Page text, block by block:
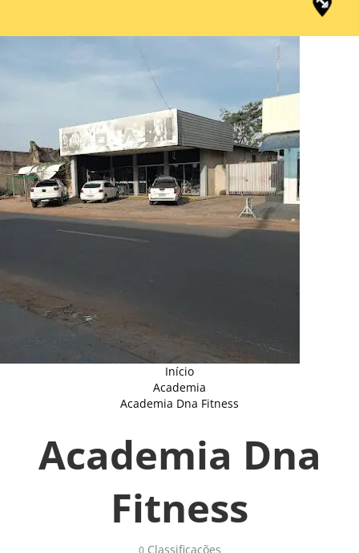
Início
Academia
Academia Dna Fitness
Academia Dna
Fitness
0Classificações